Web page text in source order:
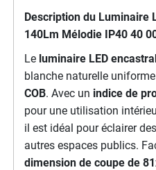
Description du Luminaire
140Lm Mélodie IP40 40
Le luminaire LED
blanche naturelle
COB. Avec un indice de
pour une utilisation
il est idéal pour éclairer
autres espaces publics.
dimension de coupe de